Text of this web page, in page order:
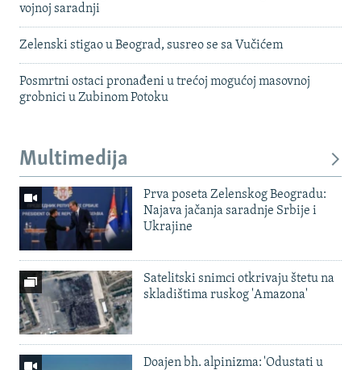
vojnoj saradnji
Zelenski stigao u Beograd, susreo se sa Vučićem
Posmrtni ostaci pronađeni u trećoj mogućoj masovnoj
grobnici u Zubinom Potoku
Multimedija
Prva poseta Zelenskog Beogradu:
Najava jačanja saradnje Srbije i
Ukrajine
Satelitski snimci otkrivaju štetu na
skladištima ruskog 'Amazona'
Doajen bh. alpinizma: 'Odustati u